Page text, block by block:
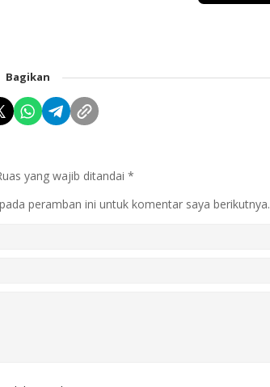
Bagikan
yang wajib ditandai *
peramban ini untuk komentar saya berikutnya.